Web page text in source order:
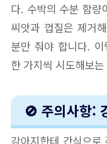
다. 수박의 수분 함량
씨앗과 껍질은 제거
분만 줘야 합니다.
한 가지씩 시도해보
🚫 주의사항:
강아지한테 간식으